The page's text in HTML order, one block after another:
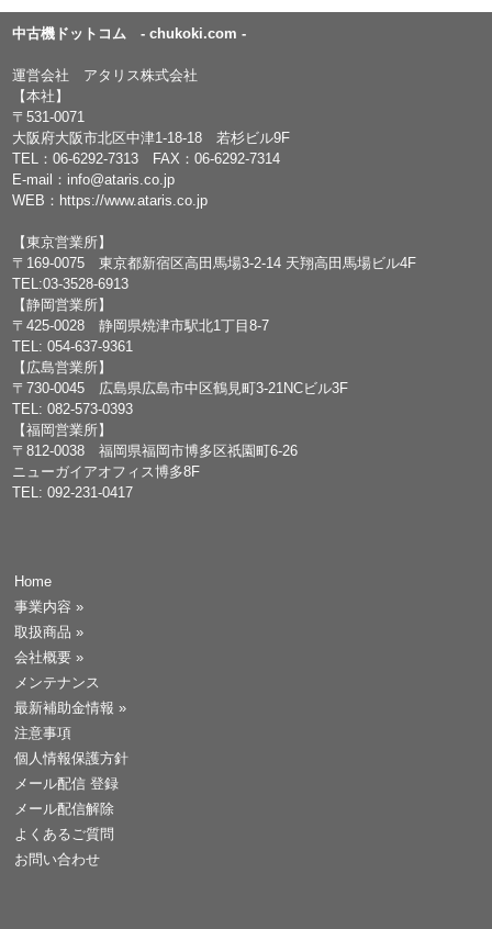
中古機ドットコム - chukoki.com -
運営会社 アタリス株式会社
【本社】
〒531-0071
大阪府大阪市北区中津1-18-18 若杉ビル9F
TEL：06-6292-7313 FAX：06-6292-7314
E-mail： info@ataris.co.jp
WEB： https://www.ataris.co.jp
【東京営業所】
〒169-0075 東京都新宿区高田馬場3-2-14 天翔高田馬場ビル4F
TEL:03-3528-6913
【静岡営業所】
〒425-0028 静岡県焼津市駅北1丁目8-7
TEL: 054-637-9361
【広島営業所】
〒730-0045 広島県広島市中区鶴見町3-21NCビル3F
TEL: 082-573-0393
【福岡営業所】
〒812-0038 福岡県福岡市博多区祇園町6-26
ニューガイアオフィス博多8F
TEL: 092-231-0417
Home
事業内容 »
取扱商品 »
会社概要 »
メンテナンス
最新補助金情報 »
注意事項
個人情報保護方針
メール配信 登録
メール配信解除
よくあるご質問
お問い合わせ